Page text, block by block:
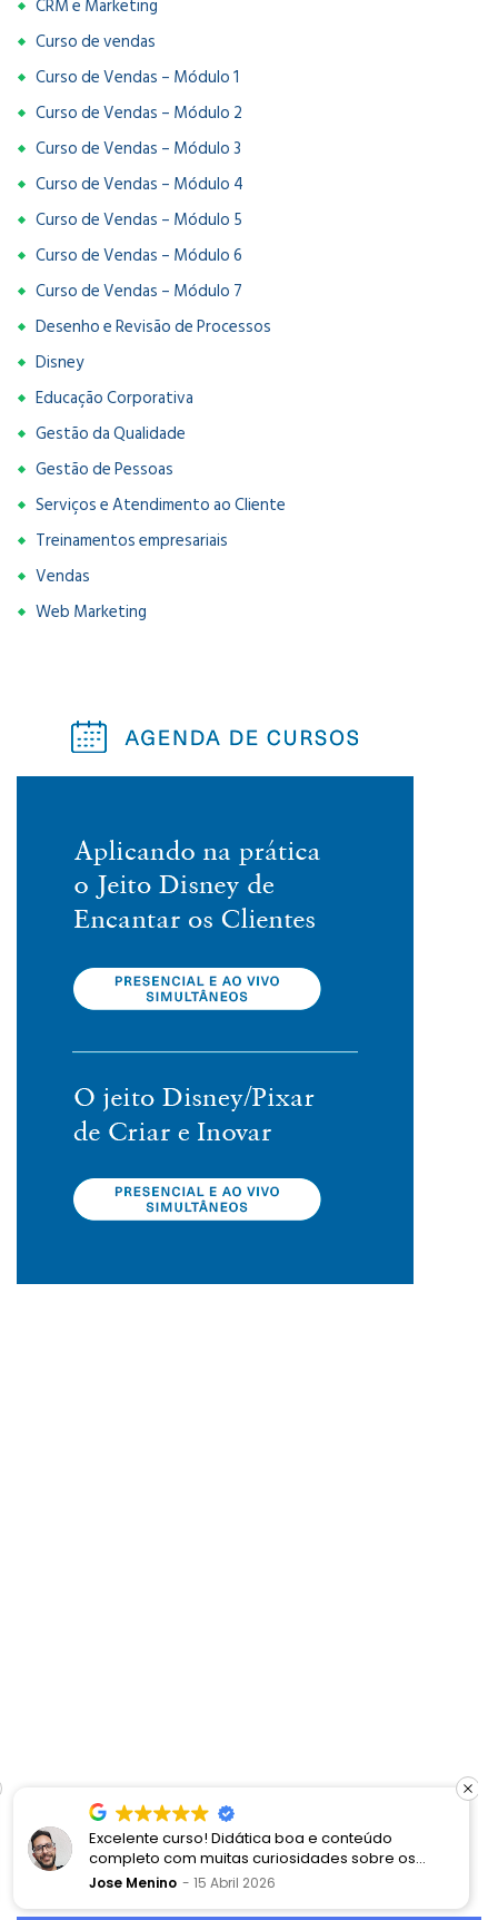
CRM e Marketing
Curso de vendas
Curso de Vendas – Módulo 1
Curso de Vendas – Módulo 2
Curso de Vendas – Módulo 3
Curso de Vendas – Módulo 4
Curso de Vendas – Módulo 5
Curso de Vendas – Módulo 6
Curso de Vendas – Módulo 7
Desenho e Revisão de Processos
Disney
Educação Corporativa
Gestão da Qualidade
Gestão de Pessoas
Serviços e Atendimento ao Cliente
Treinamentos empresariais
Vendas
Web Marketing
Excelente curso! Didática boa e conteúdo
completo com muitas curiosidades sobre os
processos Disney e a proposta de encantamento
Jose Menino 15 Abril 2026